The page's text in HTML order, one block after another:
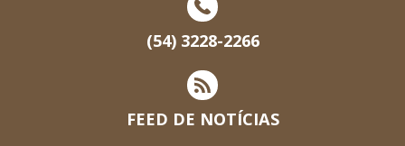
(54) 3228-2266
FEED DE NOTÍCIAS